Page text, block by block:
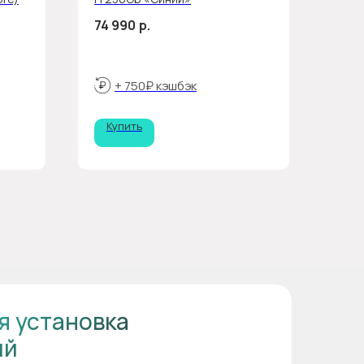
74 990 р.
+ 750₽ кэшбэк
Купить
установка